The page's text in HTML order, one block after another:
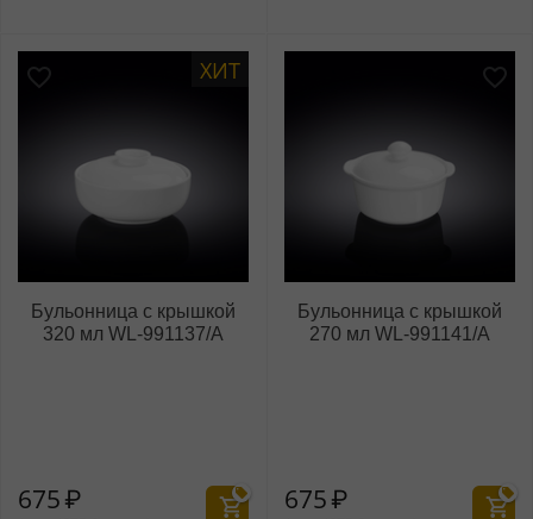
ХИТ
Бульонница с крышкой
320 мл WL‑991137/A
675₽
Бульонница с крышкой
270 мл WL‑991141/A
675₽